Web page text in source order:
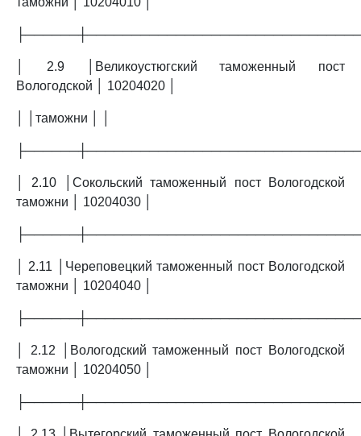
│ 2.9 │Великоустюгский таможенный пост
Вологодской │ 10204020 │
│ │таможни │ │
│ 2.10 │Сокольский таможенный пост Вологодской
таможни │ 10204030 │
│ 2.11 │Череповецкий таможенный пост Вологодской
таможни │ 10204040 │
│ 2.12 │Вологодский таможенный пост Вологодской
таможни │ 10204050 │